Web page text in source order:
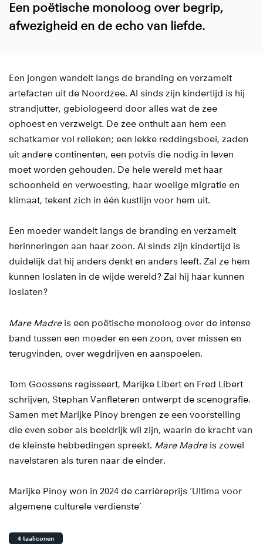
Een poëtische monoloog over begrip,
afwezigheid en de echo van liefde.
Een jongen wandelt langs de branding en verzamelt
artefacten uit de Noordzee. Al sinds zijn kindertijd is hij
strandjutter, gebiologeerd door alles wat de zee
ophoest en verzwelgt. De zee onthult aan hem een
schatkamer vol relieken; een lekke reddingsboei, zaden
uit andere continenten, een potvis die nodig in leven
moet worden gehouden. De hele wereld met haar
schoonheid en verwoesting, haar woelige migratie en
klimaat, tekent zich in één kustlijn voor hem uit.
Een moeder wandelt langs de branding en verzamelt
herinneringen aan haar zoon. Al sinds zijn kindertijd is
duidelijk dat hij anders denkt en anders leeft. Zal ze hem
kunnen loslaten in de wijde wereld? Zal hij haar kunnen
loslaten?
Mare Madre is een poëtische monoloog over de intense
band tussen een moeder en een zoon, over missen en
terugvinden, over wegdrijven en aanspoelen.
Tom Goossens regisseert, Marijke Libert en Fred Libert
schrijven, Stephan Vanfleteren ontwerpt de scenografie.
Samen met Marijke Pinoy brengen ze een voorstelling
die even sober als beeldrijk wil zijn, waarin de kracht van
de kleinste hebbedingen spreekt. Mare Madreis zowel
navelstaren als turen naar de einder.
Marijke Pinoy won in 2024 de carrièreprijs ‘Ultima voor
algemene culturele verdienste’
4 taaliconen